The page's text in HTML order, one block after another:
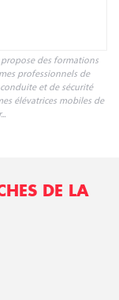
propose des formations
professionnels de
et de sécurité
élévatrices mobiles de
DE LA